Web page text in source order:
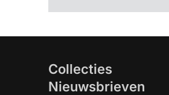
Collecties
Nieuwsbrieven